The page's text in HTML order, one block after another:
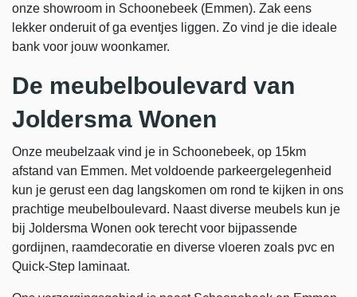
onze showroom in Schoonebeek (Emmen). Zak eens
lekker onderuit of ga eventjes liggen. Zo vind je die ideale
bank voor jouw woonkamer.
De meubelboulevard van
Joldersma Wonen
Onze meubelzaak vind je in Schoonebeek, op 15km
afstand van Emmen. Met voldoende parkeergelegenheid
kun je gerust een dag langskomen om rond te kijken in ons
prachtige meubelboulevard. Naast diverse meubels kun je
bij Joldersma Wonen ook terecht voor bijpassende
gordijnen, raamdecoratie en diverse vloeren zoals pvc en
Quick-Step laminaat.